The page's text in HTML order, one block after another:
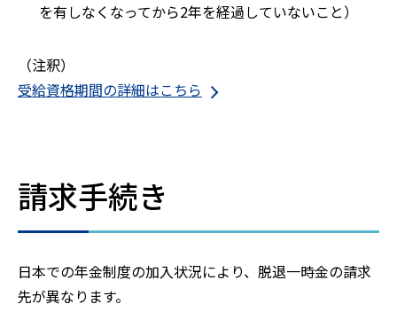
を有しなくなってから2年を経過していないこと）
（注釈）
受給資格期間の詳細はこちら
請求手続き
日本での年金制度の加入状況により、脱退一時金の請求
先が異なります。